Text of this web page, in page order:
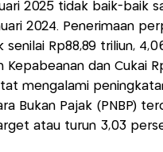
2025 tidak baik-baik
2024. Penerimaan
senilai Rp88,89 triliun,
Kepabeanan dan Cukai
mengalami
Bukan Pajak (PNBP)
atau turun 3,03